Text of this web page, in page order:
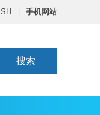
手机网站
搜索